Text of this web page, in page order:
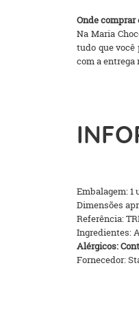
Onde comprar
Na Maria
tudo que você
com a
Embalagem: 1
Dimensões
Referência:
Ingredientes:
Alérgicos:
Fornecedor: